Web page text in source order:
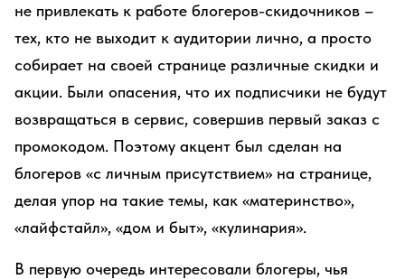
не привлекать к работе блогеров-скидочников –
тех, кто не выходит к аудитории лично, а просто
собирает на своей странице различные скидки и
акции. Были опасения, что их подписчики не будут
возвращаться в сервис, совершив первый заказ с
промокодом. Поэтому акцент был сделан на
блогеров «с личным присутствием» на странице,
делая упор на такие темы, как «материнство»,
«лайфстайл», «дом и быт», «кулинария».
В первую очередь интересовали блогеры, чья